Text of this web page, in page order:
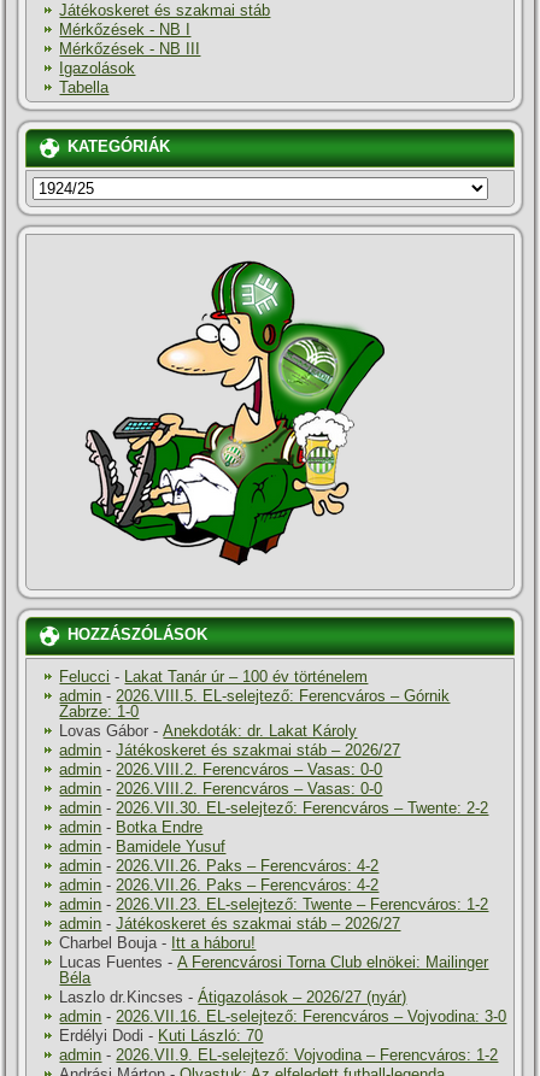
Játékoskeret és szakmai stáb
Mérkőzések - NB I
Mérkőzések - NB III
Igazolások
Tabella
KATEGÓRIÁK
KATEGÓRIÁK
HOZZÁSZÓLÁSOK
Felucci - Lakat Tanár úr – 100 év történelem
admin -2026.VIII.5. EL-selejtező: Ferencváros – Górnik
Zabrze: 1-0
Lovas Gábor -Anekdoták: dr. Lakat Károly
admin -Játékoskeret és szakmai stáb – 2026/27
admin -2026.VIII.2. Ferencváros – Vasas: 0-0
admin -2026.VIII.2. Ferencváros – Vasas: 0-0
admin -2026.VII.30. EL-selejtező: Ferencváros – Twente: 2-2
admin - Botka Endre
admin - Bamidele Yusuf
admin -2026.VII.26. Paks – Ferencváros: 4-2
admin -2026.VII.26. Paks – Ferencváros: 4-2
admin -2026.VII.23. EL-selejtező: Twente – Ferencváros: 1-2
admin -Játékoskeret és szakmai stáb – 2026/27
Charbel Bouja- Itt a háboru!
Lucas Fuentes -A Ferencvárosi Torna Club elnökei: Mailinger
Béla
Laszlo dr.Kincses -Átigazolások – 2026/27 (nyár)
admin -2026.VII.16. EL-selejtező: Ferencváros – Vojvodina: 3-0
Erdélyi Dodi - Kuti László: 70
admin -2026.VII.9. EL-selejtező: Vojvodina – Ferencváros: 1-2